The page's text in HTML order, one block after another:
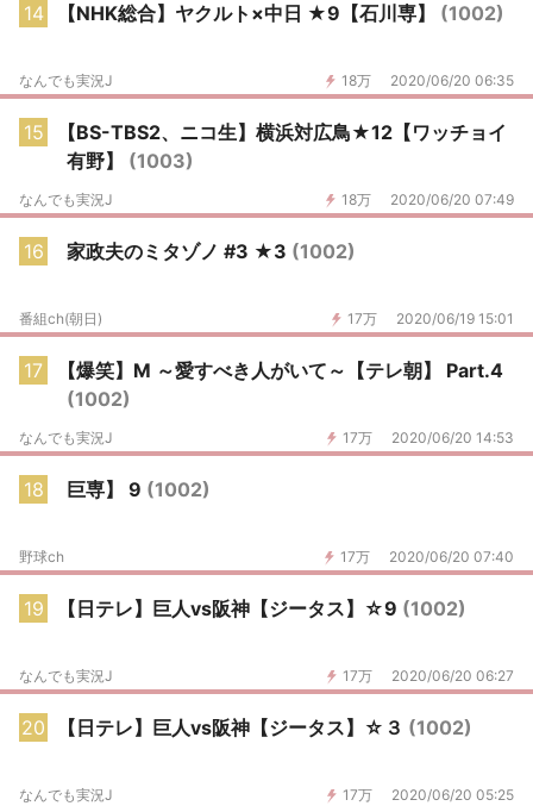
14 【NHK総合】ヤクルト×中日 ★9【石川専】 (1002)
18万 2020/06/20 06:35
なんでも実況J
15
【BS-TBS2、ニコ生】横浜対広鳥★12【ワッチョイ
有野】 (1003)
18万 2020/06/20 07:49
なんでも実況J
16 家政夫のミタゾノ #3 ★3 (1002)
17万 2020/06/19 15:01
番組ch(朝日)
17
【爆笑】M ～愛すべき人がいて～【テレ朝】 Part.4
(1002)
17万 2020/06/20 14:53
なんでも実況J
18 巨専】 9 (1002)
17万 2020/06/20 07:40
野球ch
19 【日テレ】巨人vs阪神【ジータス】☆9 (1002)
17万 2020/06/20 06:27
なんでも実況J
20 【日テレ】巨人vs阪神【ジータス】☆３ (1002)
17万 2020/06/20 05:25
なんでも実況J